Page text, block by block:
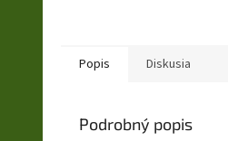
Popis Diskusia
Podrobný popis